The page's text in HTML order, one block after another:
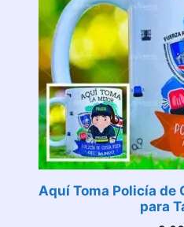
Aquí Toma Policía de
para